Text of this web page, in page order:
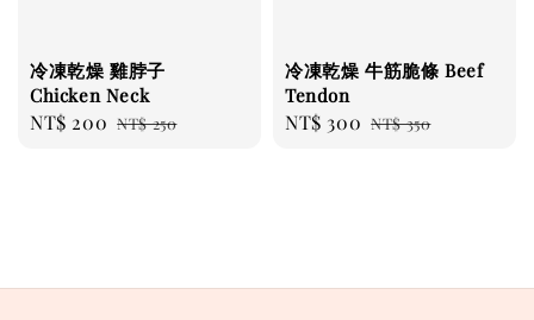
冷凍乾燥 雞脖子
Chicken Neck
Sale
NT$ 200 Regular
NT$ 250
冷凍乾燥 牛筋脆條 Beef
Tendon
Sale
NT$ 300 Regular
NT$ 350